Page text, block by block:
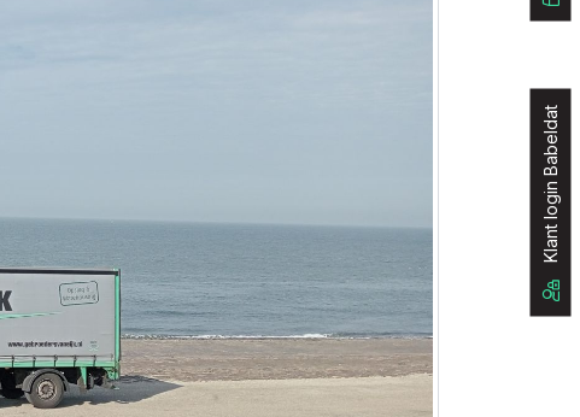
Klant login Babeldat